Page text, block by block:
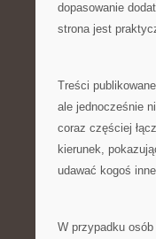
dopasowanie
strona jest
Treści
ale jednocześnie
coraz częściej
kierunek,
udawać kogoś
W przypadku